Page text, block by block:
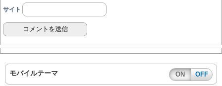
サイト
モバイルテーマ ON OFF